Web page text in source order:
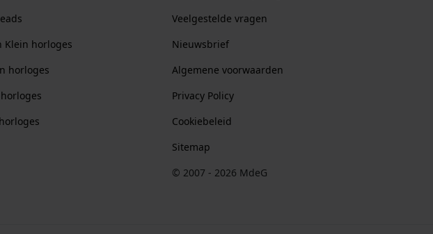
Klein horloges
horloges
Veelgestelde vragen
Nieuwsbrief
Algemene voorwaarden
Privacy Policy
Cookiebeleid
Sitemap
© 2007 - 2026 MdeG